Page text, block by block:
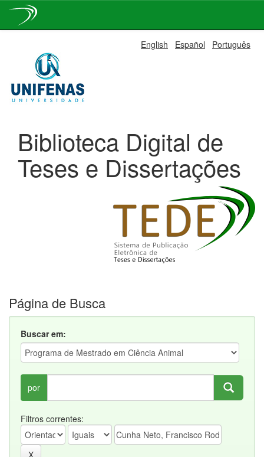
navigation
English Español Português
Biblioteca Digital de
Teses e Dissertações
Página de Busca
Buscar em:
por
Filtros correntes: